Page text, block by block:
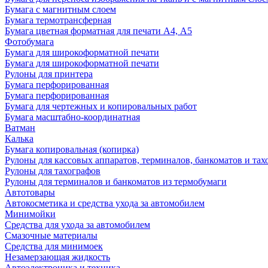
Бумага с магнитным слоем
Бумага термотрансферная
Бумага цветная форматная для печати А4, А5
Фотобумага
Бумага для широкоформатной печати
Бумага для широкоформатной печати
Рулоны для принтера
Бумага перфорированная
Бумага перфорированная
Бумага для чертежных и копировальных работ
Бумага масштабно-координатная
Ватман
Калька
Бумага копировальная (копирка)
Рулоны для кассовых аппаратов, терминалов, банкоматов и
Рулоны для тахографов
Рулоны для терминалов и банкоматов из термобумаги
Автотовары
Автокосметика и средства ухода за автомобилем
Минимойки
Средства для ухода за автомобилем
Смазочные материалы
Средства для минимоек
Незамерзающая жидкость